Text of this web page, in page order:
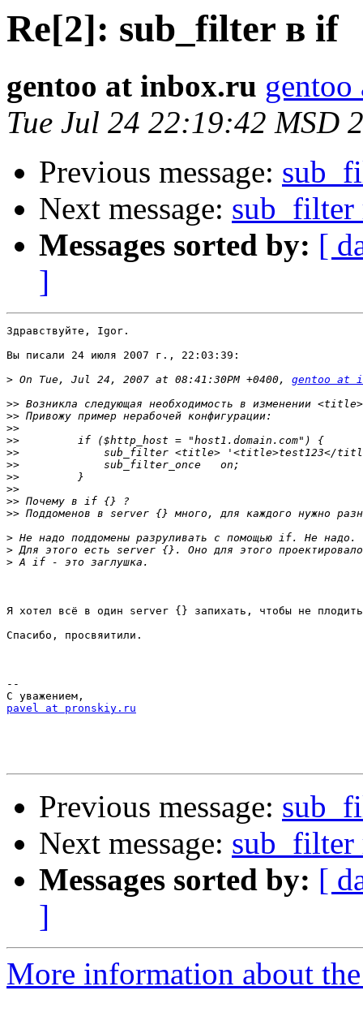
Re[2]: sub_filter в if
gentoo at inbox.ru
Tue Jul 24 22:19:42 MSD
Previous message:
Next message: sub_filter
Messages sorted by: [
]
Здравствуйте, Igor.
Вы писали 24 июля 2007 г., 22:03:39:
> On Tue, Jul 24, 2007 at 08:41:30PM +0400, gentoo at
>>
>>
>>
>>
>>
>>
>>
>>
>>
>>
>
>
>
Я хотел всё в один server {} запихать, чтобы не
Спасибо, просвяитили.
--
pavel at pronskiy.ru
Previous message:
Next message: sub_filter
Messages sorted by: [
]
More information about